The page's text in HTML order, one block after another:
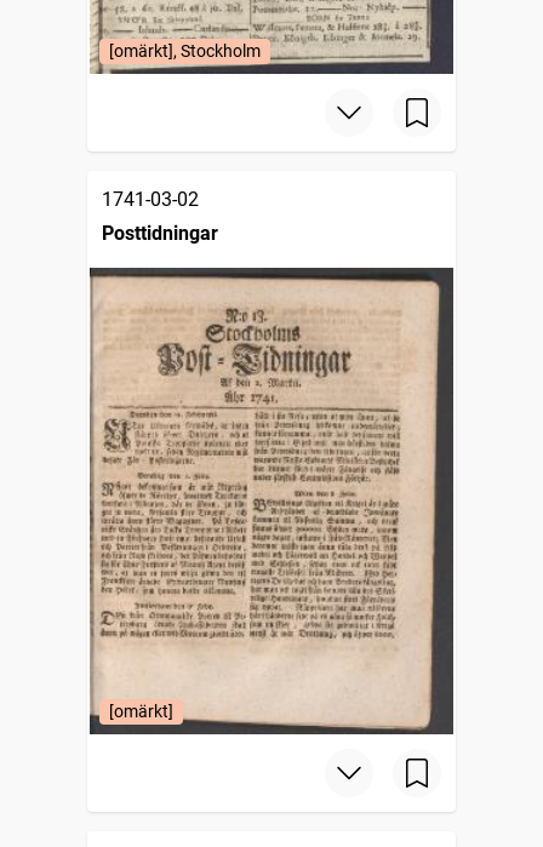
[omärkt], Stockholm
1741-03-02
Posttidningar
[omärkt]